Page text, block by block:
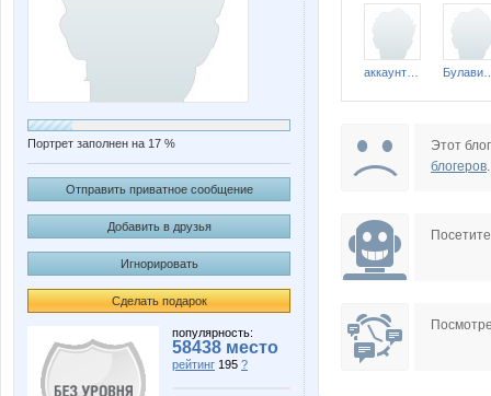
Портрет заполнен на 17 %
Отправить приватное сообщение
Добавить в друзья
Игнорировать
Сделать подарок
популярность:
58438 место
рейтинг 195 ?
Этот
блогеров.